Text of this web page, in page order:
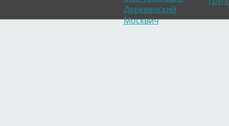
Деревенский
Москвич